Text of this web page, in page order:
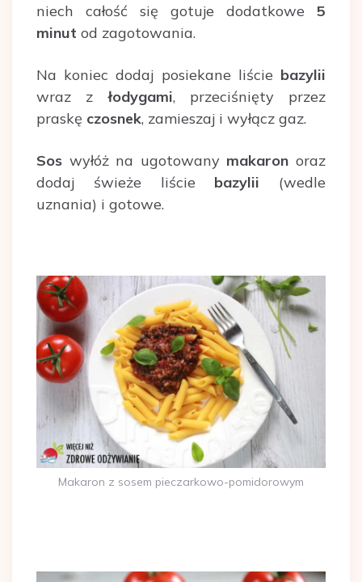
niech całość się gotuje dodatkowe 5
minut od zagotowania.
Na koniec dodaj posiekane liście bazylii
wraz złodygami, przeciśnięty przez
praskę czosnek, zamieszaj i wyłącz gaz.
Sos wyłóż na ugotowany makaron oraz
dodaj świeże liście bazylii (wedle
uznania) i gotowe.
Makaron z sosem pieczarkowo-pomidorowym